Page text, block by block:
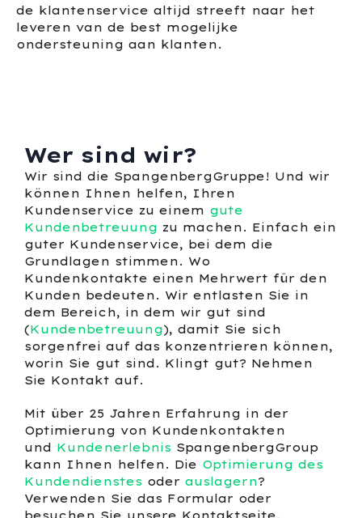
de klantenservice altijd streeft naar het
leveren van de best mogelijke
ondersteuning aan klanten.
Wer sind wir?
Wir sind die SpangenbergGruppe! Und wir
können Ihnen helfen, Ihren
Kundenservice zu einem gute
Kundenbetreuung zu machen. Einfach ein
guter Kundenservice, bei dem die
Grundlagen stimmen. Wo
Kundenkontakte einen Mehrwert für den
Kunden bedeuten. Wir entlasten Sie in
dem Bereich, in dem wir gut sind
(Kundenbetreuung), damit Sie sich
sorgenfrei auf das konzentrieren können,
worin Sie gut sind. Klingt gut? Nehmen
Sie Kontakt auf.
Mit über 25 Jahren Erfahrung in der
Optimierung von Kundenkontakten
und Kundenerlebnis SpangenbergGroup
kann Ihnen helfen. Die Optimierung des
Kundendienstes oder auslagern?
Verwenden Sie das Formular oder